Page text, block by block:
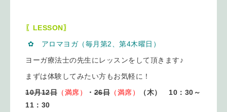
〖LESSON〗
✿ アロマヨガ（毎月第2、第4木曜日）
ヨーガ療法士の先生にレッスンをして頂きます♪
まずは体験してみたい方もお気軽に！
10月12日 （満席） ・26日 （満席）
（木） 10：30～
11：30